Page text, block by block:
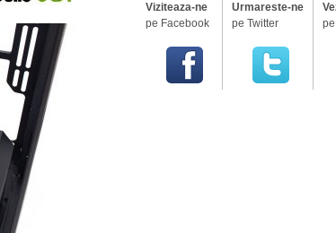
Viziteaza-ne
pe Facebook
Urmareste-ne
pe Twitter